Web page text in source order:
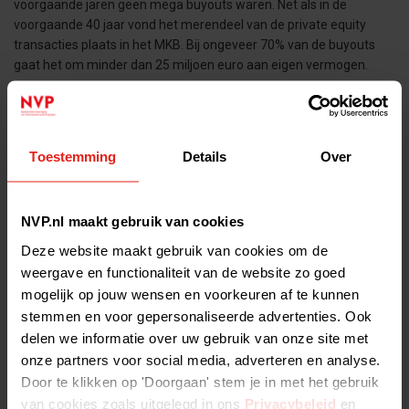
Toestemming Details Over
NVP.nl maakt gebruik van cookies
Deze website maakt gebruik van cookies om de
weergave en functionaliteit van de website zo goed
mogelijk op jouw wensen en voorkeuren af te kunnen
stemmen en voor gepersonaliseerde advertenties. Ook
delen we informatie over uw gebruik van onze site met
onze partners voor social media, adverteren en analyse.
Door te klikken op 'Doorgaan' stem je in met het gebruik
van cookies zoals uitgelegd in ons Privacybeleid en
voorgaande jaren geen mega buyouts waren. Net als in de
voorgaande 40 jaar vond het merendeel van de private equity
transacties plaats in het MKB. Bij ongeveer 70% van de buyouts
gaat het om minder dan 25 miljoen euro aan eigen vermogen.
Er vonden 54 verkopen plaats in 2023, wat relatief rustig is maar
meer dan in 2020 en 2022, toen er respectievelijk 40 en 45
waargenomen in de data. Er werd een recordbedrag van 5,4
miljard euro aan nieuwe fondsen geworven bij beleggers,
euro ophaalde.
Enkele opvallende investeringen waren:
CVC Capital Partners – TMF (herfinanciering)
3i Group - Action (herfinanciering)
Rivean Capital - CED Group
Waterland Private Equity Investments - Van Vulpen
NPM Capital - HQ Pack